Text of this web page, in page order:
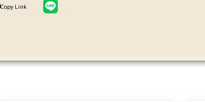
Copy Link
ประชาสัม